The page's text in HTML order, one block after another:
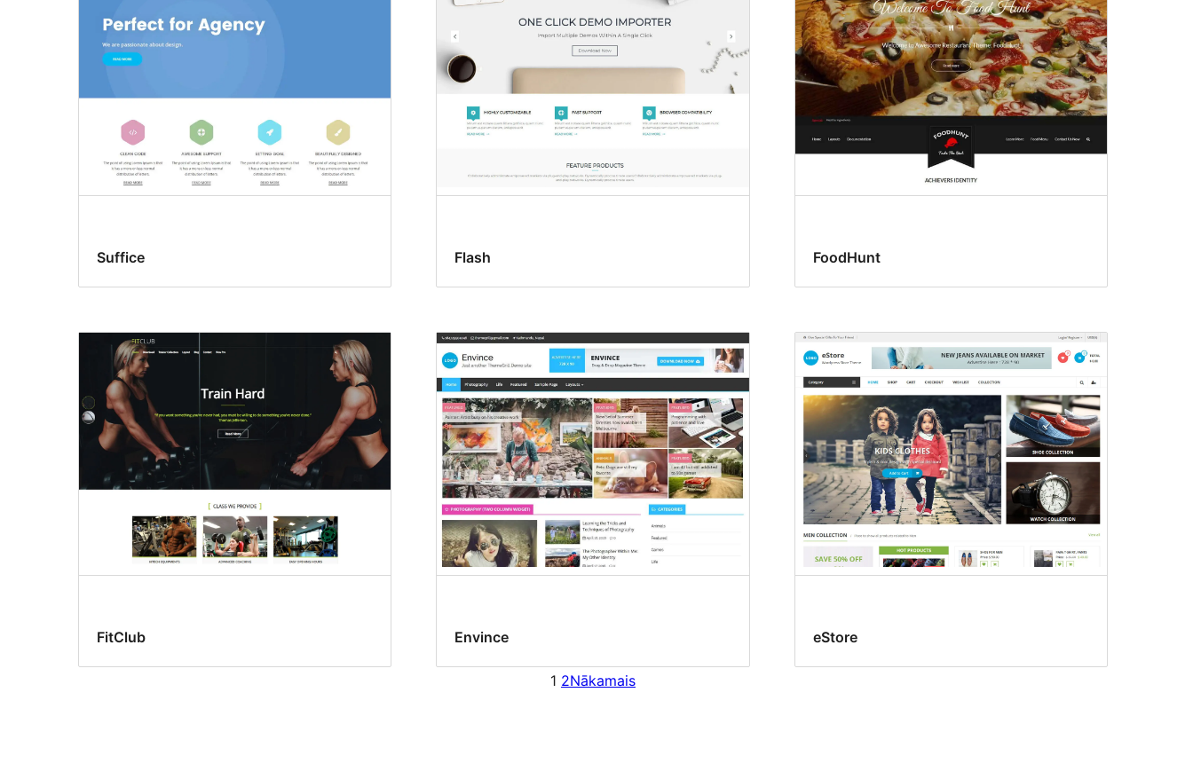
Suffice Flash FoodHunt
FitClub Envince eStore
1 2Nākamais